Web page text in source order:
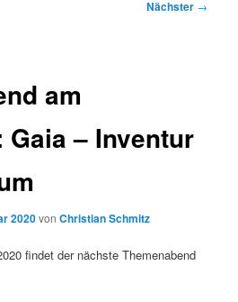
Nächster →
am
Gaia – Inventur
2020vonChristian Schmitz
findet der nächste Themenabend